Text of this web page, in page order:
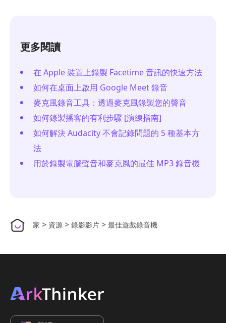
更多閱讀
在 Apple 裝置上錄製 Facetime 音訊的快速方法
如何在桌面上啟用 Google Meet 錄音
麥克風錄音工具：透過麥克風錄製您的聲音
如何錄製播客的有利步驟 [演練指南]
如何解決 Audacity 不會記錄問題的 5 種基本方
法
用於錄製電腦聲音和麥克風的最佳 MP3 錄音機
家 > 資源 > 錄影影片 > 最佳遊戲錄音機